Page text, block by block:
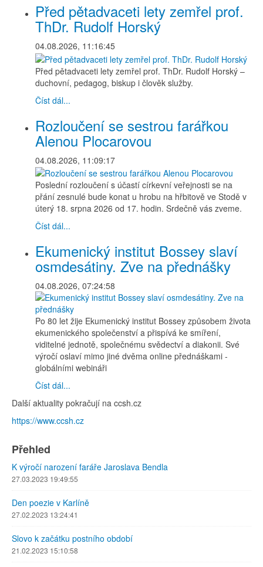
Před pětadvaceti lety zemřel prof.
ThDr. Rudolf Horský
04.08.2026, 11:16:45
Před pětadvaceti lety zemřel prof. ThDr. Rudolf Horský –
duchovní, pedagog, biskup i člověk služby.
Číst dál...
Rozloučení se sestrou farářkou
Alenou Plocarovou
04.08.2026, 11:09:17
Poslední rozloučení s účastí církevní veřejnosti se na
přání zesnulé bude konat u hrobu na hřbitově ve Stodě v
úterý 18. srpna 2026 od 17. hodin. Srdečně vás zveme.
Číst dál...
Ekumenický institut Bossey slaví
osmdesátiny. Zve na přednášky
04.08.2026, 07:24:58
Po 80 let žije Ekumenický institut Bossey způsobem života
ekumenického společenství a přispívá ke smíření,
viditelné jednotě, společnému svědectví a diakonii. Své
výročí oslaví mimo jiné dvěma online přednáškami -
globálními webináři
Číst dál...
Další aktuality pokračují na ccsh.cz
https://www.ccsh.cz
Přehled
K výročí narození faráře Jaroslava Bendla
27.03.2023 19:49:55
Den poezie v Karlíně
27.02.2023 13:24:41
Slovo k začátku postního období
21.02.2023 15:10:58